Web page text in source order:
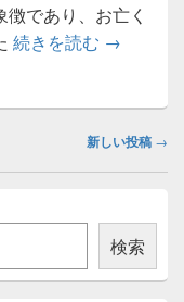
であり、お亡く
続きを読む 位牌を通
→
新しい投稿 →
検索